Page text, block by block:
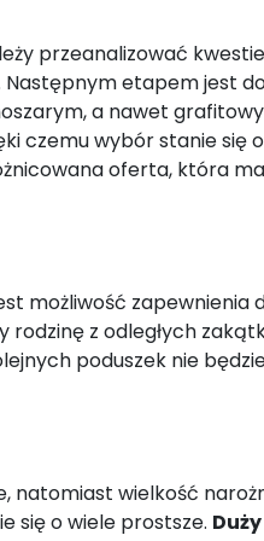
przeanalizować
Następnym etapem jest
a nawet
czemu wybór stanie się
oferta, która
możliwość zapewnienia
z odległych
poduszek nie
natomiast wielkość
się o wiele prostsze.